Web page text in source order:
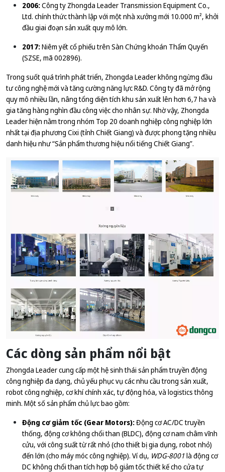
2006:Công ty Zhongda Leader Transmission Equipment Co.,
Ltd. chính thức thành lập với một nhà xưởng mới 10.000 m², khởi
đầu giai đoạn sản xuất quy mô lớn.
2017:Niêm yết cổ phiếu trên Sàn Chứng khoán Thẩm Quyến
(SZSE, mã 002896).
Trong suốt quá trình phát triển, Zhongda Leader không ngừng đầu
tư công nghệ mới và tăng cường năng lực R&D. Công ty đã mở rộng
quy mô nhiều lần, nâng tổng diện tích khu sản xuất lên hơn 6,7 ha và
gia tăng hàng nghìn đầu công việc cho nhân sự. Nhờ vậy, Zhongda
Leader hiện nằm trong nhóm Top 20 doanh nghiệp công nghiệp lớn
nhất tại địa phương Cixi (tỉnh Chiết Giang) và được phong tặng nhiều
danh hiệu như “Sản phẩm thương hiệu nổi tiếng Chiết Giang”.
Các dòng sản phẩm nổi bật
Zhongda Leader cung cấp một hệ sinh thái sản phẩm truyền động
công nghiệp đa dạng, chủ yếu phục vụ các nhu cầu trong sản xuất,
robot công nghiệp, cơ khí chính xác, tự động hóa, và logistics thông
minh. Một số sản phẩm chủ lực bao gồm:
Động cơ giảm tốc (Gear Motors):Động cơ AC/DC truyền
thống, động cơ không chổi than (BLDC), động cơ nam châm vĩnh
cửu, với công suất từ rất nhỏ (cho thiết bị gia dụng, robot nhỏ)
đến lớn (cho máy móc công nghiệp). Ví dụ, WDG-8001là động cơ
DC không chổi than tích hợp bộ giảm tốc thiết kế cho cửa tự